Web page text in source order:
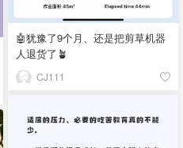
🤖犹豫了9个月、还是把剪草机器
人退货了🪴
CJ111